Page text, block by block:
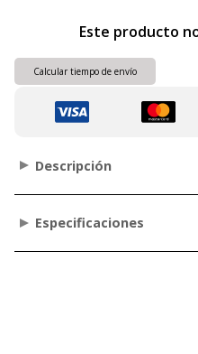
Este producto
Calcular tiempo de envío
Descripción
Especificaciones